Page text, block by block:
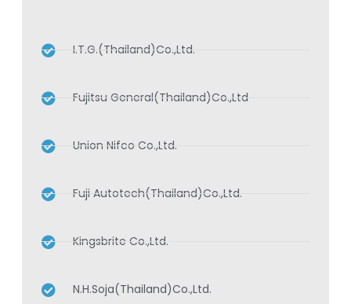
I.T.G.(Thailand)Co.,Ltd.
Fujitsu General(Thailand)Co.,Ltd
Union Nifco Co.,Ltd.
Fuji Autotech(Thailand)Co.,Ltd.
Kingsbrite Co.,Ltd.
N.H.Soja(Thailand)Co.,Ltd.